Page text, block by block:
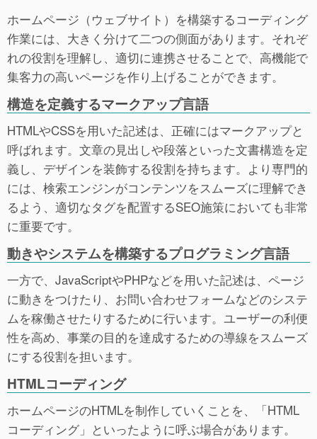
ホームページ（ウェブサイト）を構築するコーディング
作業には、大きく分けて二つの側面があります。それぞ
れの役割を理解し、適切に連携させることで、高機能で
集客力の高いページを作り上げることができます。
構造を定義するマークアップ言語
HTMLやCSSを用いた記述は、正確にはマークアップと
呼ばれます。文章の見出しや段落といった文書構造を定
義し、デザインを装飾する役割を持ちます。より専門的
には、検索エンジンがコンテンツをスムーズに理解でき
るよう、適切なタグを配置するSEO施策においても非常
に重要です。
動きやシステムを構築するプログラミング言語
一方で、JavaScriptやPHPなどを用いた記述は、ページ
に動きをつけたり、お問い合わせフォームなどのシステ
ムを稼働させたりするために行います。ユーザーの利便
性を高め、事業の目的を達成するための導線をスムーズ
にする役割を担います。
HTMLコーディング
ホームページのHTMLを制作していくことを、「HTML
コーディング」といったように呼ぶ場合があります。